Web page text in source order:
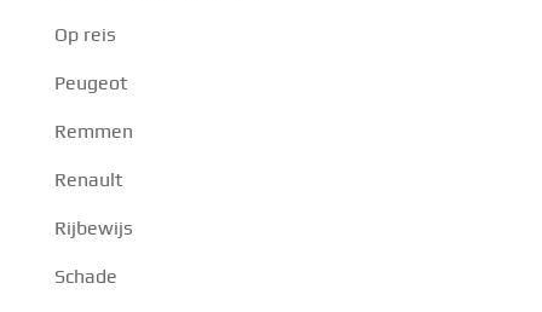
Op reis
Peugeot
Remmen
Renault
Rijbewijs
Schade